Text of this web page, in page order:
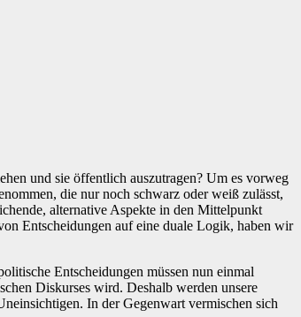
und sie öffentlich auszutragen? Um es vorweg
die nur noch schwarz oder weiß zulässt,
alternative Aspekte in den Mittelpunkt
Entscheidungen auf eine duale Logik, haben wir
Entscheidungen müssen nun einmal
Diskurses wird. Deshalb werden unsere
In der Gegenwart vermischen sich